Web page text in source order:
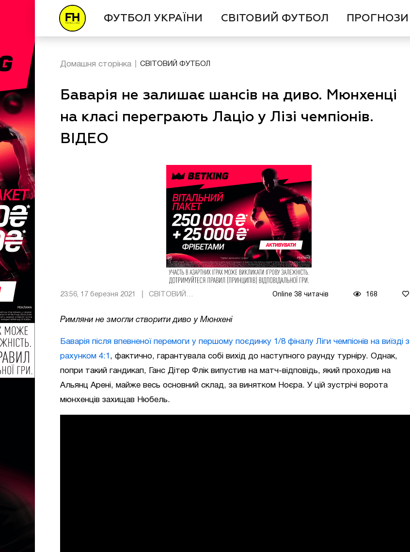
ФУТБОЛ УКРАЇНИ СВІТОВИЙ ФУТБОЛ ПРОГНОЗИ
Домашня сторінка СВІТОВИЙ ФУТБОЛ
Баварія не залишає шансів на диво. Мюнхенці
на класі переграють Лаціо у Лізі чемпіонів.
ВІДЕО
23:56, 17 березня 2021 Online 38 читачів 168
Римляни не змогли створити диво у Мюнхені
Баварія після впевненої перемоги у першому поєдинку 1/8 фіналу Ліги чемпіонів на виїзді з
рахунком 4:1 , фактично, гарантувала собі вихід до наступного раунду турніру. Однак,
попри такий гандикап, Ганс Дітер Флік випустив на матч-відповідь, який проходив на
Альянц Арені, майже весь основний склад, за винятком Ноєра. У цій зустрічі ворота
мюнхенців захищав Нюбель.